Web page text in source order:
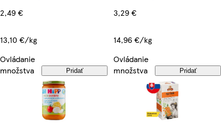
2,49 €
13,10 €/kg
Ovládanie
množstva
Pridať
3,29 €
14,96 €/kg
Ovládanie
množstva
Pridať